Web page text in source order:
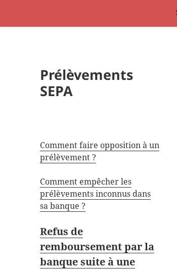
Prélèvements
SEPA
Comment faire opposition à un
prélèvement ?
Comment empêcher les
prélèvements inconnus dans
sa banque ?
Refus de
remboursement par la
banque suite à une